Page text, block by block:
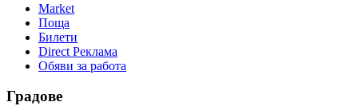
Market
Поща
Билети
Direct Реклама
Обяви за работа
Градове